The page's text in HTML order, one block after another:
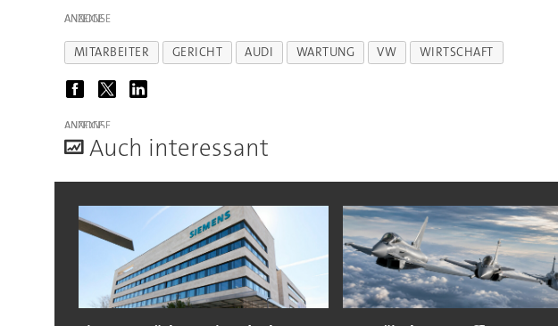
ANZEIGE
MITARBEITER GERICHT AUDI WARTUNG VW WIRTSCHAFT
ANZEIGE
Auch interessant